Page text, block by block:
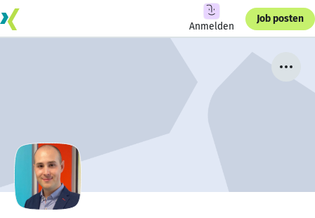
Anmelden
Job posten